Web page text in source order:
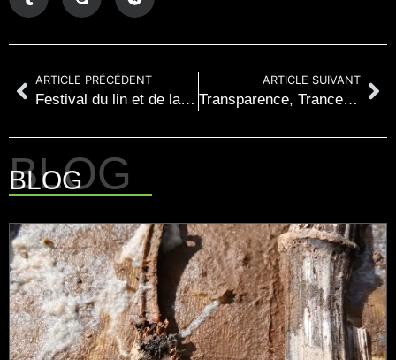
ARTICLE PRÉCÉDENT
Festival du lin et de la fibre artistique
ARTICLE SUIVANT
Transparence, Trance lucide à Trélissac 24
BLOG